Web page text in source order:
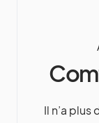
Il n’a plus